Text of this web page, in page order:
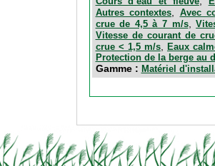
Autres contextes
Avec
crue de 4,5 à 7 m/s,
Vitesse de courant de
crue < 1,5 m/s, Eaux
Protection de la berge au
Gamme : Matériel